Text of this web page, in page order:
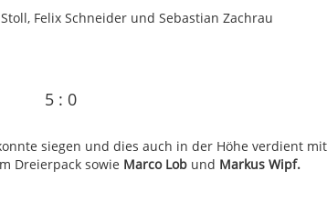
Felix Schneider und Sebastian Zachrau
5 : 0
siegen und dies auch in der Höhe verdient
Dreierpack sowie Marco Lob und Markus Wipf.